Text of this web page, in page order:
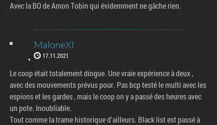
Avec la BO de Amon Tobin qui évidemment ne gâche rien.
MaloneXI
17.11.2021
Le coop était totalement dingue. Une vraie expérience à deux ,
avec des mouvements prévus pour. Pas bcp testé le multi avec les
espions et les gardes , mais le coop on y a passé des heures avec
un pote. Inoubliable.
Tout comme la trame historique d'ailleurs. Black list est passé à